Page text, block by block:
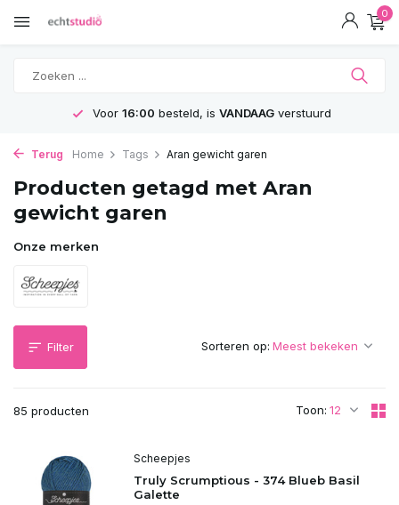
0
Voor 16:00 besteld, is VANDAAGverstuurd
Terug Home Tags Aran gewicht garen
Producten getagd met Aran
gewicht garen
Onze merken
Filter
85 producten Toon:
Sorteren op:
Scheepjes
Truly Scrumptious - 374 Blueb Basil
Galette